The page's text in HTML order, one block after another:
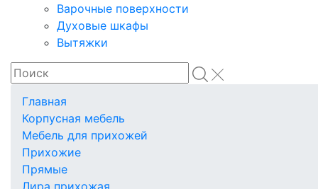
Варочные поверхности
Духовые шкафы
Вытяжки
Главная
Корпусная мебель
Мебель для прихожей
Прихожие
Прямые